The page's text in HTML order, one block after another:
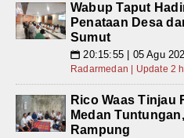
Wabup Taput
Penataan Desa
Sumut
📅 20:15:55 | 05 Agu
Radarmedan | Update 2
Rico Waas Tinjau
Medan
Rampung